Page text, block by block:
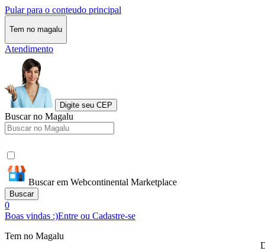
Pular para o conteudo principal
Tem no magalu
Atendimento
Digite seu CEP
Buscar no Magalu
Buscar em Webcontinental Marketplace
Buscar
0
Boas vindas :)Entre ou Cadastre-se
Tem no Magalu